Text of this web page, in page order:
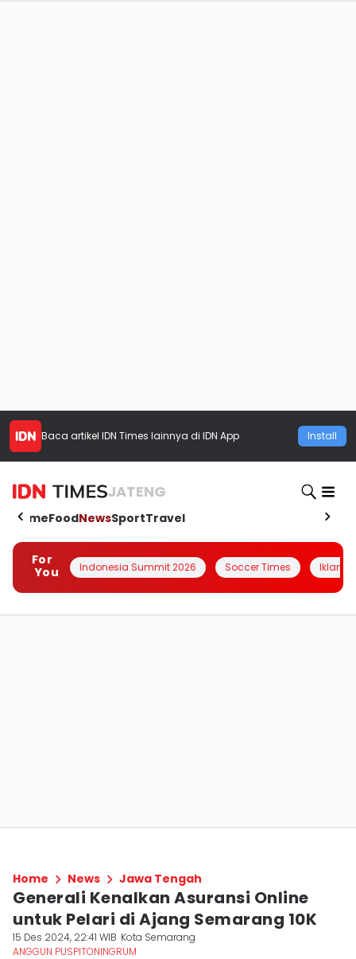
Baca artikel IDN Times lainnya di IDN App Install
JATENG
HomeFoodNewsSportTravel
For
You
Indonesia Summit 2026 Soccer Times Iklanin
Home News Jawa Tengah
Generali Kenalkan Asuransi Online
untuk Pelari di Ajang Semarang 10K
15 Des 2024, 22:41 WIB Kota Semarang
ANGGUN PUSPITONINGRUM